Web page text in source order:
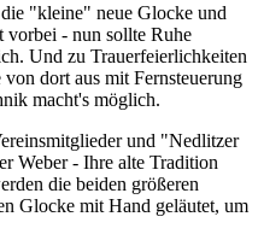
"kleine" neue Glocke und
vorbei - nun sollte Ruhe
Und zu Trauerfeierlichkeiten
dort aus mit Fernsteuerung
macht's möglich.
und "Nedlitzer
Weber - Ihre alte Tradition
die beiden größeren
Glocke mit Hand geläutet, um